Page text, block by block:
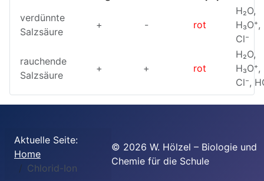
verdünnte
Salzsäure
+ - rot
H₂O,
H₃O⁺,
Cl⁻
rauchende
Salzsäure
+ + rot
H₂O,
H₃O⁺,
Cl⁻,
Aktuelle Seite:
Home
Chlorid-Ion
© 2026 W. Hölzel – Biologie und
Chemie für die Schule